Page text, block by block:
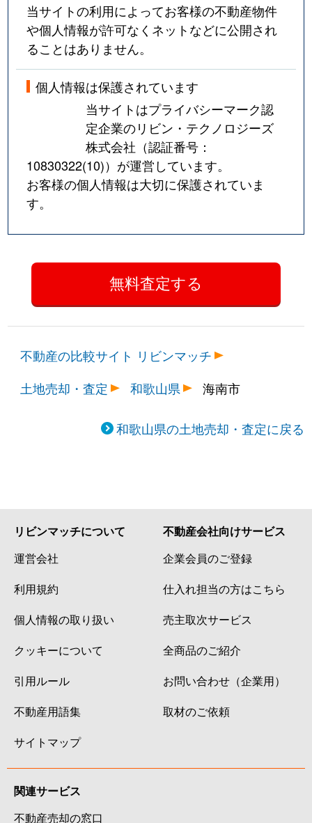
当サイトの利用によってお客様の不動産物件
や個人情報が許可なくネットなどに公開され
ることはありません。
個人情報は保護されています
当サイトはプライバシーマーク認
定企業のリビン・テクノロジーズ
株式会社（認証番号：
10830322(10)）が運営しています。
お客様の個人情報は大切に保護されていま
す。
不動産の比較サイト リビンマッチ
土地売却・査定
和歌山県 海南市
和歌山県の土地売却・査定に戻る
リビンマッチについて
運営会社
利用規約
個人情報の取り扱い
クッキーについて
引用ルール
不動産用語集
サイトマップ
不動産会社向けサービス
企業会員のご登録
仕入れ担当の方はこちら
売主取次サービス
全商品のご紹介
お問い合わせ（企業用）
取材のご依頼
関連サービス
不動産売却の窓口